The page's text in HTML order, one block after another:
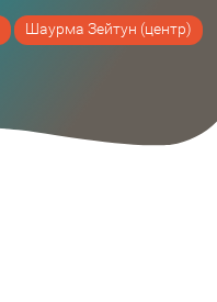
Шаурма Зейтун (центр)